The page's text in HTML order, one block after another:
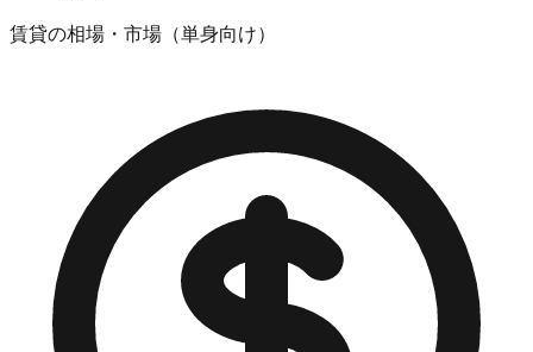
賃貸の相場・市場（単身向け）